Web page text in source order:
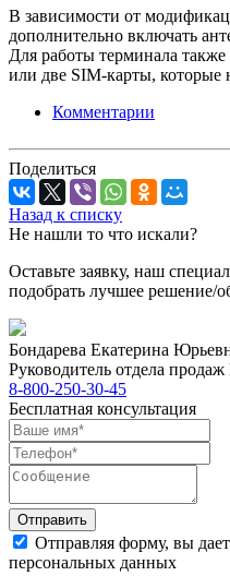
В зависимости от
дополнительно включать
Для работы терминала
или две SIM-карты, которые
Комментарии
Поделиться
Назад к списку
Не нашли то что искали?
Оставьте заявку, наш
подобрать лучшее решение/
Бондарева Екатерина
Руководитель отдела продаж
8-800-250-30-45
Бесплатная консультация
Отправить
Отправляя форму, вы
персональных данных